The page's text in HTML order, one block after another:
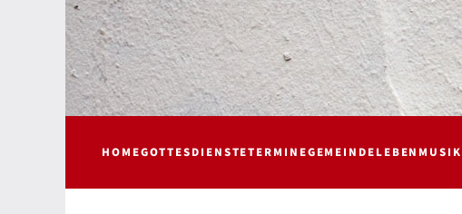
HOMEGOTTESDIENSTETERMINEGEMEINDELEBEN MUSIK